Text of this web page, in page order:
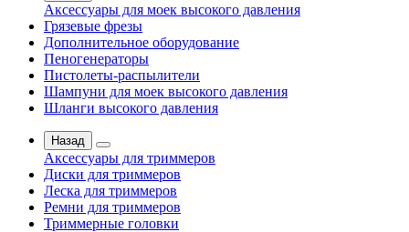
Аксессуары для моек высокого давления
Грязевые фрезы
Дополнительное оборудование
Пеногенераторы
Пистолеты-распылители
Шампуни для моек высокого давления
Шланги высокого давления
Назад
Аксессуары для триммеров
Диски для триммеров
Леска для триммеров
Ремни для триммеров
Триммерные головки